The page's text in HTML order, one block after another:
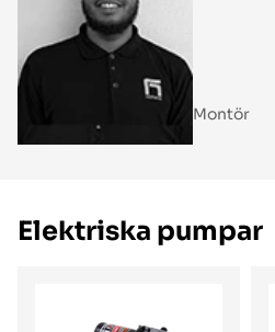
Montör
Elektriska pumpar